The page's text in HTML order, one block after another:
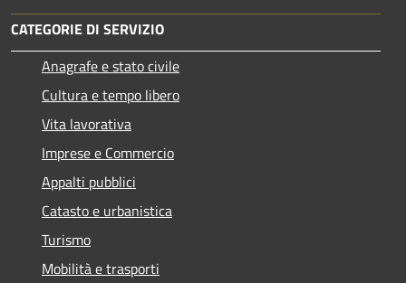
CATEGORIE DI SERVIZIO
Anagrafe e stato civile
Cultura e tempo libero
Vita lavorativa
Imprese e Commercio
Appalti pubblici
Catasto e urbanistica
Turismo
Mobilità e trasporti